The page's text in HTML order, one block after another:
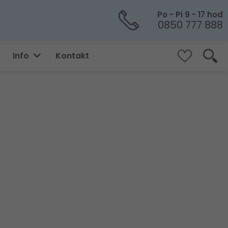
Po - Pi 9 - 17 hod
0850 777 888
Info Kontakt